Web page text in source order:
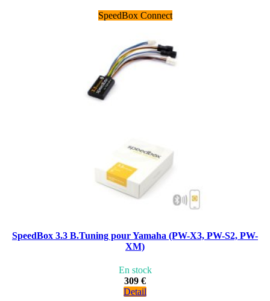
SpeedBox Connect
SpeedBox 3.3 B.Tuning pour Yamaha (PW-X3, PW-S2, PW-
XM)
En stock
309 €
Detail